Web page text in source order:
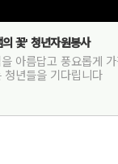
꽃' 청년자원봉사
아름답고 풍요롭게
청년들을 기다립니다